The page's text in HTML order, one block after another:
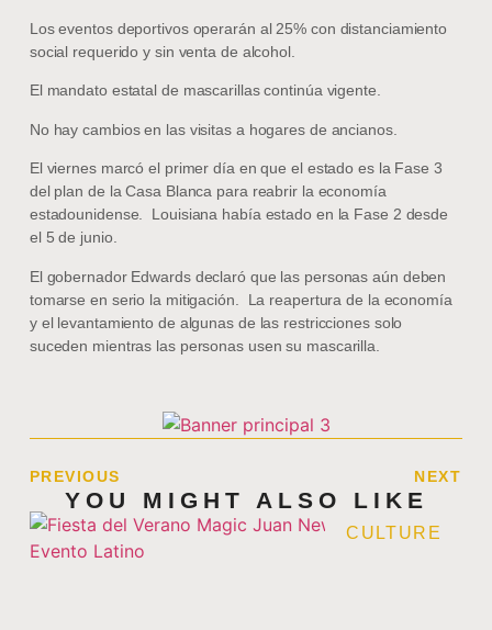
Los eventos deportivos operarán al 25% con distanciamiento
social requerido y sin venta de alcohol.
El mandato estatal de mascarillas continúa vigente.
No hay cambios en las visitas a hogares de ancianos.
El viernes marcó el primer día en que el estado es la Fase 3
del plan de la Casa Blanca para reabrir la economía
estadounidense. Louisiana había estado en la Fase 2 desde
el 5 de junio.
El gobernador Edwards declaró que las personas aún deben
tomarse en serio la mitigación. La reapertura de la economía
y el levantamiento de algunas de las restricciones solo
suceden mientras las personas usen su mascarilla.
PREVIOUS NEXT
YOU MIGHT ALSO LIKE
CULTURE